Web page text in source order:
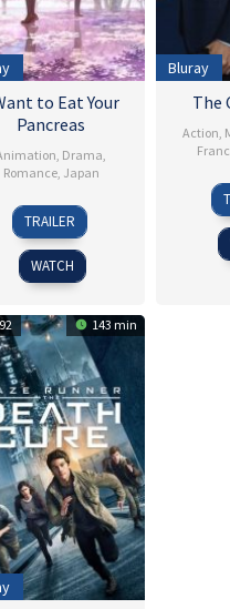
to Eat Your
Pancreas
, Drama,
Romance, Japan
1
Sep
2018
Shinichiro
Ushijima
TRAILER
WATCH
Bluray
The
Action,
143 min